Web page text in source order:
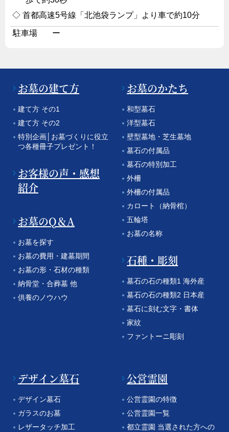
首都高速5号線「北池袋ランプ」より車で約10分
駐車場 ー
お墓の建て方
建て方 その1
建て方 その2
特別企画│お墓づくりに役立
つ各種冊子プレゼント！
お客様の声・感想
紹介
お墓のQ＆A
お墓を探す
お墓の費用・建墓期間
お墓の形・石材の種類
納骨堂・合葬墓 他
供養のノウハウ
お墓のかたち
和型墓石
洋型墓石
壁型墓地・芝生墓地
墓石の付属品
墓石の特別加工
外柵
外柵の付属品
カロート（納骨棺）
五輪塔
お墓の名称
石種・彫刻
墓石の石の種類1 海外産
墓石の石の種類2 日本産
墓石に刻む文字・書体
家紋
ファントーニ彫刻
デザイン墓石
デザイン墓石
ガラスのお墓
レザータッチ加工
公営霊園
公営霊園の特徴
公営霊園一覧
都立霊園 当選された方への